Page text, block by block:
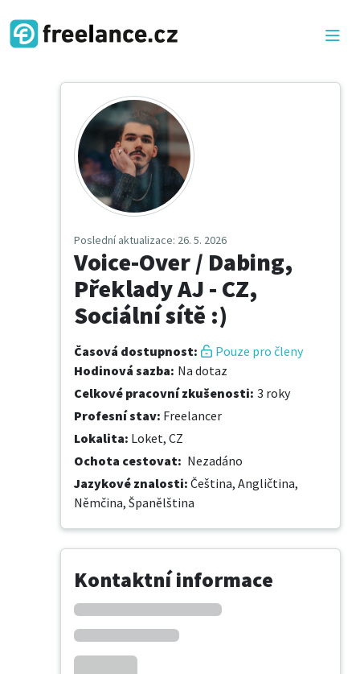
Poslední aktualizace: 26. 5. 2026
Voice-Over / Dabing,
Překlady AJ - CZ,
Sociální sítě :)
Časová dostupnost:
Pouze pro členy
Hodinová sazba: Na dotaz
Celkové pracovní zkušenosti: 3 roky
Profesní stav: Freelancer
Lokalita: Loket, CZ
Ochota cestovat: Nezadáno
Jazykové znalosti: Čeština, Angličtina,
Němčina, Španělština
Kontaktní informace